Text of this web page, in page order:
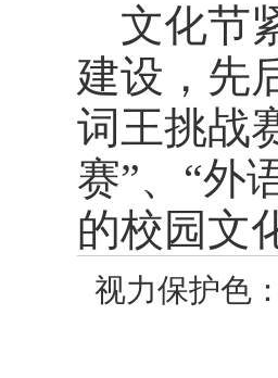
文化节
建设，先
词王挑战
赛”、“外
的校园文
视力保护色：